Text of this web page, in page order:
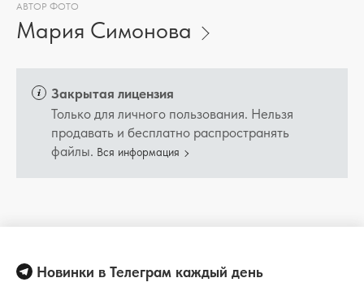
АВТОР ФОТО
Мария Симонова
Закрытая лицензия
Только для личного пользования. Нельзя
продавать и бесплатно распространять
файлы. Вся информация
Новинки в Телеграм каждый день